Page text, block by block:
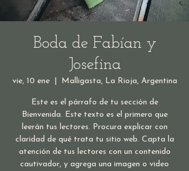
Boda de Fabían y
Josefina
vie, 10 ene
  |
Malligasta, La Rioja, Argentina
Este es el párrafo de tu sección de
Bienvenida. Este texto es el primero que
leerán tus lectores. Procura explicar con
claridad de qué trata tu sitio web. Capta la
atención de tus lectores con un contenido
cautivador, y agrega una imagen o video